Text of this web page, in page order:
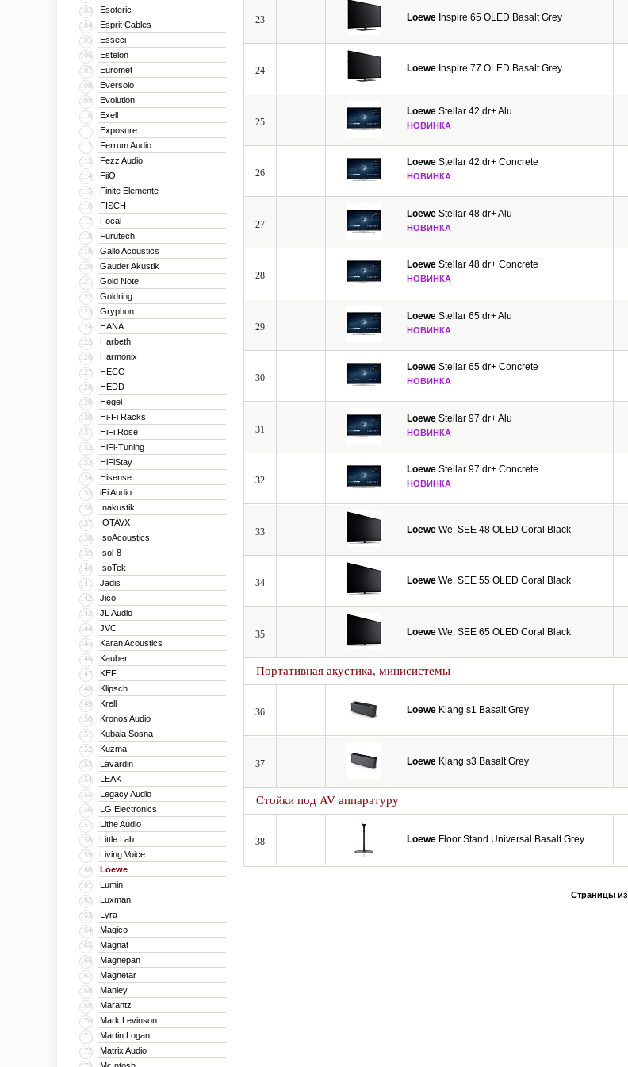
103 Esoteric
104 Esprit Cables
105 Esseci
106 Estelon
107 Euromet
108 Eversolo
109 Evolution
110 Exell
111 Exposure
112 Ferrum Audio
113 Fezz Audio
114 FiiO
115 Finite Elemente
116 FISCH
117 Focal
118 Furutech
119 Gallo Acoustics
120 Gauder Akustik
121 Gold Note
122 Goldring
123 Gryphon
124 HANA
125 Harbeth
126 Harmonix
127 HECO
128 HEDD
129 Hegel
130 Hi-Fi Racks
131 HiFi Rose
132 HiFi-Tuning
133 HiFiStay
134 Hisense
135 iFi Audio
136 Inakustik
137 IOTAVX
138 IsoAcoustics
139 Isol-8
140 IsoTek
141 Jadis
142 Jico
143 JL Audio
144 JVC
145 Karan Acoustics
146 Kauber
147 KEF
148 Klipsch
149 Krell
150 Kronos Audio
151 Kubala Sosna
152 Kuzma
153 Lavardin
154 LEAK
155 Legacy Audio
156 LG Electronics
157 Lithe Audio
158 Little Lab
159 Living Voice
160 Loewe
161 Lumin
162 Luxman
163 Lyra
164 Magico
165 Magnat
166 Magnepan
167 Magnetar
168 Manley
169 Marantz
170 Mark Levinson
171 Martin Logan
172 Matrix Audio
23 Loewe Inspire 65 OLED Basalt Grey
24 Loewe Inspire 77 OLED Basalt Grey
25
Loewe Stellar 42 dr+ Alu
НОВИНКА
26
Loewe Stellar 42 dr+ Concrete
НОВИНКА
27
Loewe Stellar 48 dr+ Alu
НОВИНКА
28
Loewe Stellar 48 dr+ Concrete
НОВИНКА
29
Loewe Stellar 65 dr+ Alu
НОВИНКА
30
Loewe Stellar 65 dr+ Concrete
НОВИНКА
31
Loewe Stellar 97 dr+ Alu
НОВИНКА
32
Loewe Stellar 97 dr+ Concrete
НОВИНКА
33 Loewe We. SEE 48 OLED Coral Black
34 Loewe We. SEE 55 OLED Coral Black
35 Loewe We. SEE 65 OLED Coral Black
Портативная акустика, минисистемы
36 Loewe Klang s1 Basalt Grey
37 Loewe Klang s3 Basalt Grey
Стойки под AV аппаратуру
38 Loewe Floor Stand Universal Basalt Grey
Страницы из